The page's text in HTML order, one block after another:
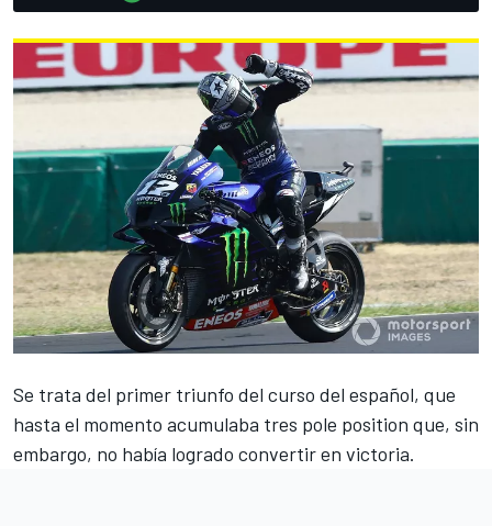
Se trata del primer triunfo del curso del español, que
hasta el momento acumulaba tres pole position que, sin
embargo, no había logrado convertir en victoria.